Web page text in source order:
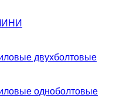
двухболтовые
одноболтовые